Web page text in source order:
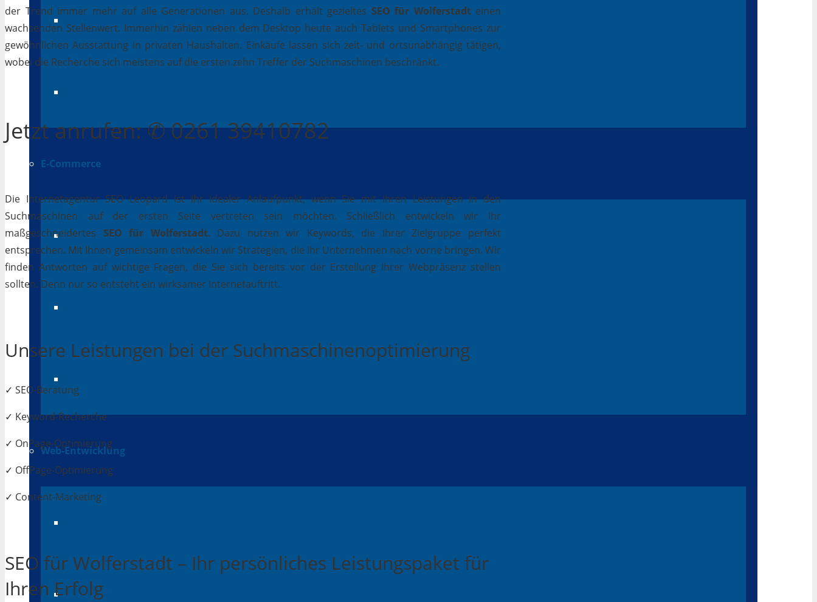
E-Commerce
Online Shops
Web-Entwicklung
App-Entwicklung
der Trend immer mehr auf alle Generationen aus. Deshalb erhält gezieltes SEO für Wolferstadteinen
wachsenden Stellenwert. Immerhin zählen neben dem Desktop heute auch Tablets und Smartphones zur
gewöhnlichen Ausstattung in privaten Haushalten. Einkäufe lassen sich zeit- und ortsunabhängig tätigen,
wobei die Recherche sich meistens auf die ersten zehn Treffer der Suchmaschinen beschränkt.
Jetztanrufen: ✆ 0261 39410782
Die Internetagentur SEO Leopard ist Ihr idealer Anlaufpunkt, wenn Sie mit Ihren Leistungen in den
Suchmaschinen auf der ersten Seite vertreten sein möchten. Schließlich entwickeln wir Ihr
maßgeschneidertes SEO für Wolferstadt. Dazu nutzen wir Keywords, die Ihrer Zielgruppe perfekt
entsprechen. Mit Ihnen gemeinsam entwickeln wir Strategien, die Ihr Unternehmen nach vorne bringen. Wir
finden Antworten auf wichtige Fragen, die Sie sich bereits vor der Erstellung Ihrer Webpräsenz stellen
sollten. Denn nur so entsteht ein wirksamer Internetauftritt.
Unsere Leistungen bei der Suchmaschinenoptimierung
✓ SEO-Beratung
✓ Keyword-Recherche
✓ OnPage-Optimierung
✓ OffPage-Optimierung
✓ Content-Marketing
SEO für Wolferstadt – Ihr persönliches Leistungspaket für
Ihren Erfolg